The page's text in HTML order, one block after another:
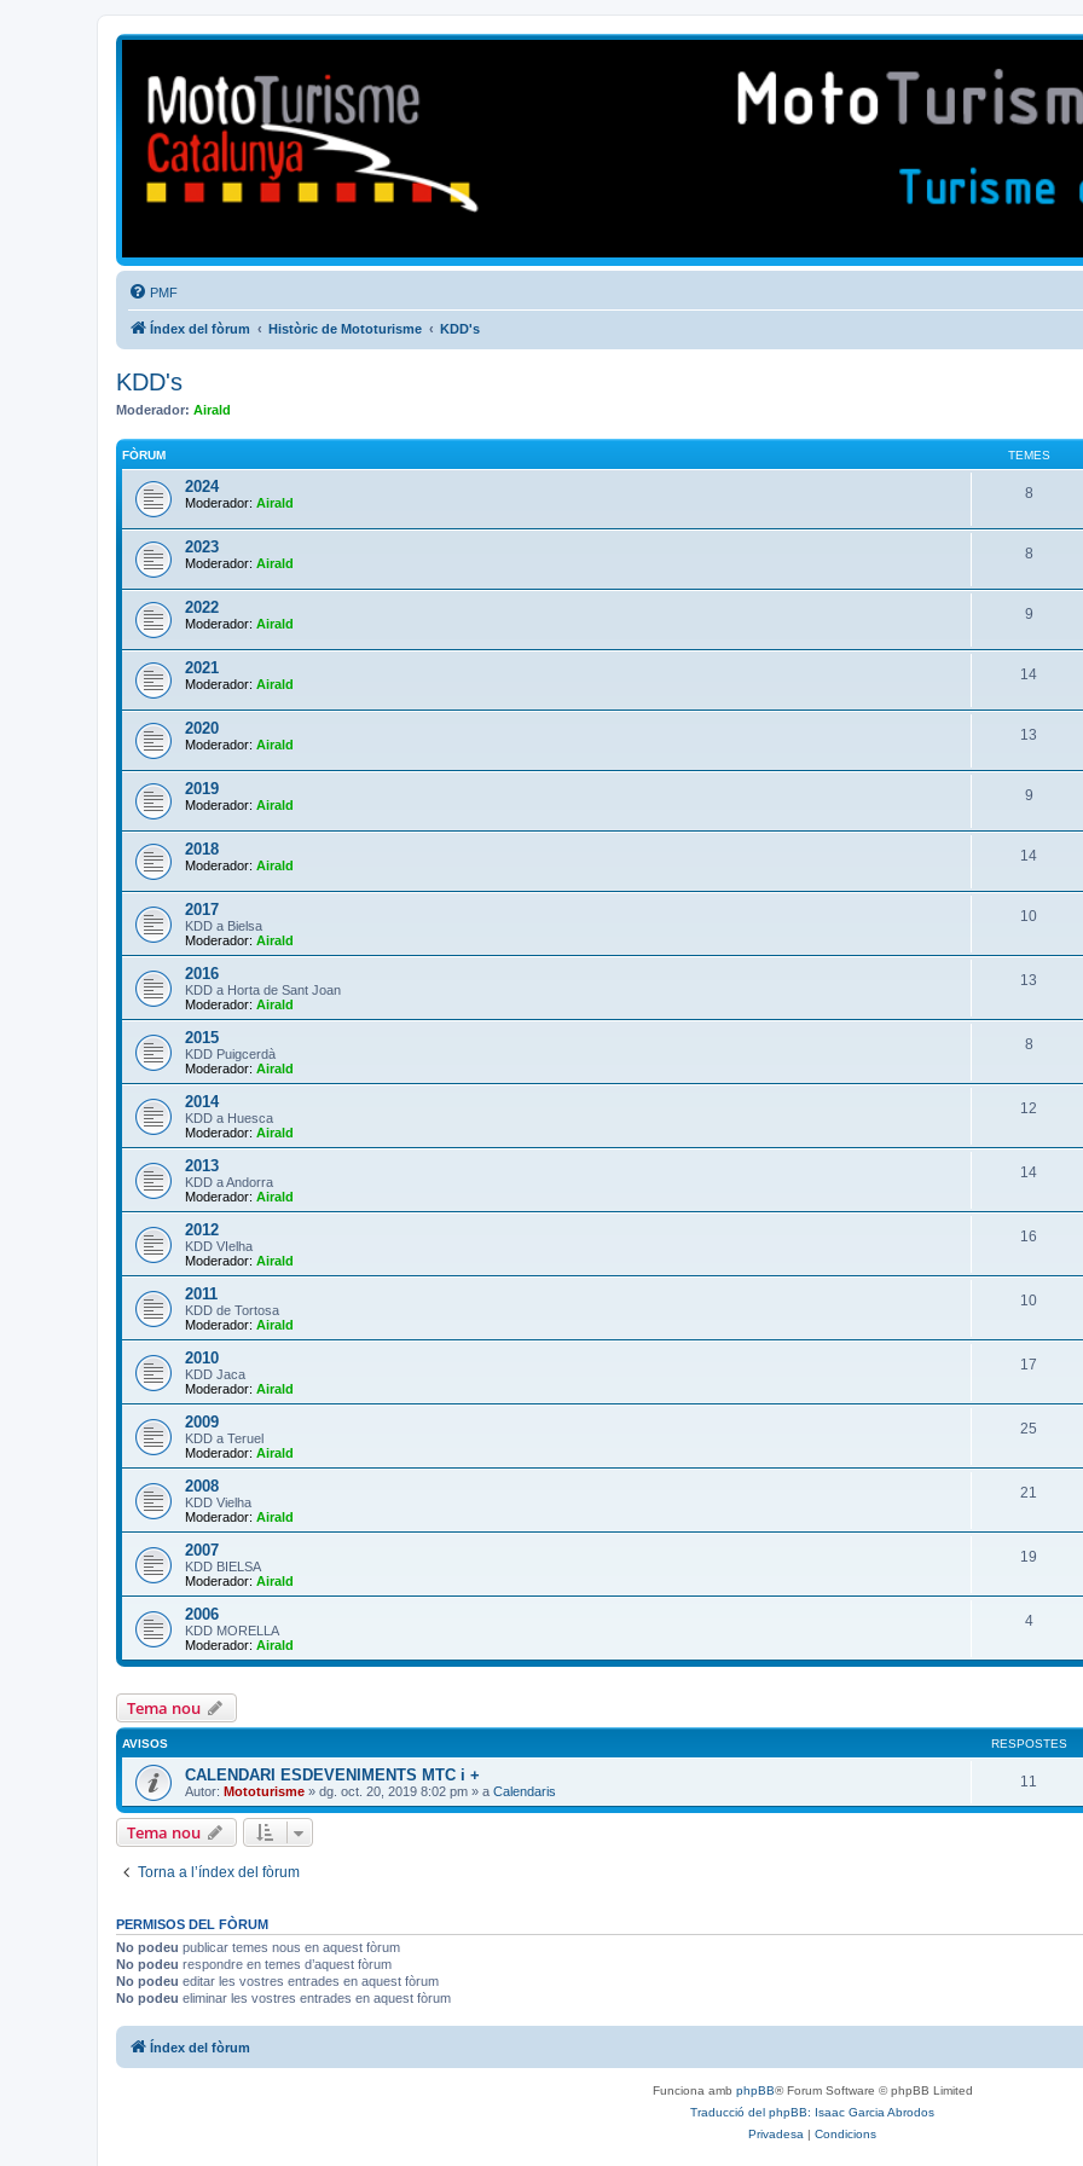
Mototurisme
Turisme en moto en català
PMF
Índex del fòrum Històric de Mototurisme KDD's
KDD's
Moderador: Airald
FÒRUM TEMES
2024
Moderador: Airald
8
2023
Moderador: Airald
8
2022
Moderador: Airald
9
2021
Moderador: Airald
14
2020
Moderador: Airald
13
2019
Moderador: Airald
9
2018
Moderador: Airald
14
2017
KDD a Bielsa
Moderador: Airald
10
2016
KDD a Horta de Sant Joan
Moderador: Airald
13
2015
KDD Puigcerdà
Moderador: Airald
8
2014
KDD a Huesca
Moderador: Airald
12
2013
KDD a Andorra
Moderador: Airald
14
2012
KDD VIelha
Moderador: Airald
16
2011
KDD de Tortosa
Moderador: Airald
10
2010
KDD Jaca
Moderador: Airald
17
2009
KDD a Teruel
Moderador: Airald
25
2008
KDD Vielha
Moderador: Airald
21
2007
KDD BIELSA
Moderador: Airald
19
2006
KDD MORELLA
Moderador: Airald
4
Tema nou
AVISOS RESPOSTES
CALENDARI ESDEVENIMENTS MTC i +
Autor: Mototurisme » dg. oct. 20, 2019 8:02 pm » a Calendaris
11
Tema nou
Torna a l’índex del fòrum
PERMISOS DEL FÒRUM
No podeu publicar temes nous en aquest fòrum
No podeu respondre en temes d’aquest fòrum
No podeu editar les vostres entrades en aquest fòrum
No podeu eliminar les vostres entrades en aquest fòrum
Índex del fòrum
Funciona amb phpBB® Forum Software © phpBB Limited
Traducció del phpBB: Isaac Garcia Abrodos
Privadesa | Condicions